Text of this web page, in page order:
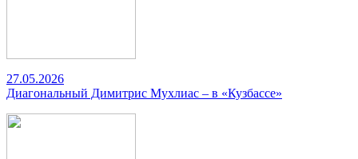
27.05.2026
Диагональный Димитрис Мухлиас – в «Кузбассе»